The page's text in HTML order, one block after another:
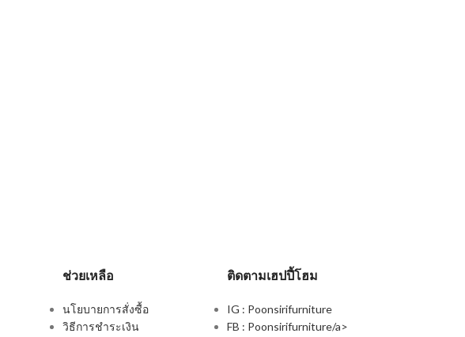
ช่วยเหลือ
นโยบายการสั่งซื้อ
วิธีการชำระเงิน
ติดตามเฮปปี้โฮม
IG : Poonsirifurniture
FB : Poonsirifurniture/a>